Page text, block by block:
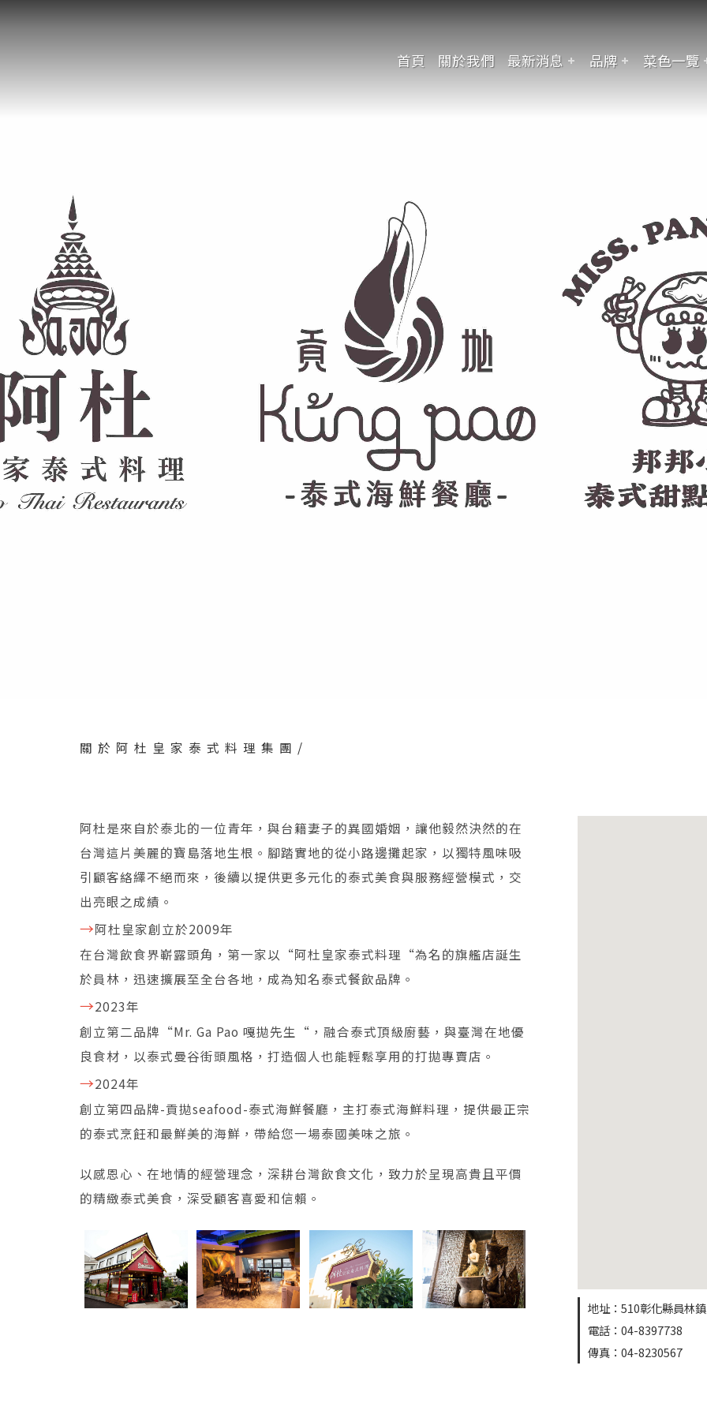
首頁 關於我們 最新消息 品牌 菜色一覽
關於阿杜皇家泰式料理集團/
阿杜是來自於泰北的一位青年，與台籍妻子的異國婚姻，讓他毅然決然的在
台灣這片美麗的寶島落地生根。腳踏實地的從小路邊攤起家，以獨特風味吸
引顧客絡繹不絕而來，後續以提供更多元化的泰式美食與服務經營模式，交
出亮眼之成績。
→阿杜皇家創立於2009年
在台灣飲食界嶄露頭角，第一家以“阿杜皇家泰式料理“為名的旗艦店誕生
於員林，迅速擴展至全台各地，成為知名泰式餐飲品牌。
→2023年
創立第二品牌“Mr. Ga Pao 嘎拋先生“，融合泰式頂級廚藝，與臺灣在地優
良食材，以泰式曼谷街頭風格，打造個人也能輕鬆享用的打拋專賣店。
→2024年
創立第四品牌-貢拋seafood-泰式海鮮餐廳，主打泰式海鮮料理，提供最正宗
的泰式烹飪和最鮮美的海鮮，帶給您一場泰國美味之旅。
以感恩心、在地情的經營理念，深耕台灣飲食文化，致力於呈現高貴且平價
的精緻泰式美食，深受顧客喜愛和信賴。
地址：510彰化縣員林
電話：04-8397738
傳真：04-8230567